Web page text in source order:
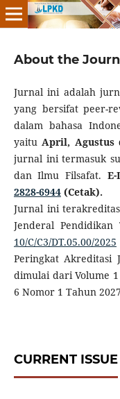
About the
Jurnal ini adalah
yang bersifat peer-
dalam bahasa
yaituApril, Agustus
jurnal ini termasuk
dan Ilmu Filsafat.
2828-6944(Cetak).
Jurnal ini
Jenderal
10/C/C3/DT.05.00/2025
Peringkat Akreditasi
dimulai dari Volume
6 Nomor 1 Tahun
CURRENT ISSUE